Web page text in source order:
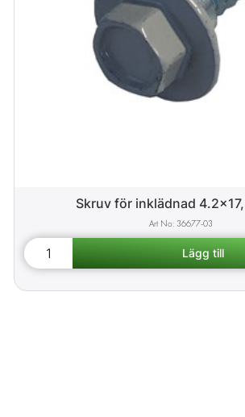
Skruv för inklädnad
36677-03